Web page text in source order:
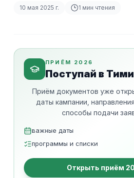
10 мая 2025 г. 1 мин чтения
ПРИЁМ 2026
Поступай в
Приём документов уже
даты кампании,
способы подачи
важные даты
программы и списки
Открыть приём